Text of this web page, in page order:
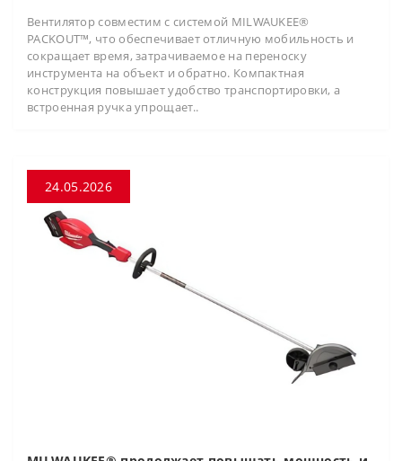
Вентилятор совместим с системой MILWAUKEE®
PACKOUT™, что обеспечивает отличную мобильность и
сокращает время, затрачиваемое на переноску
инструмента на объект и обратно. Компактная
конструкция повышает удобство транспортировки, а
встроенная ручка упрощает..
24.05.2026